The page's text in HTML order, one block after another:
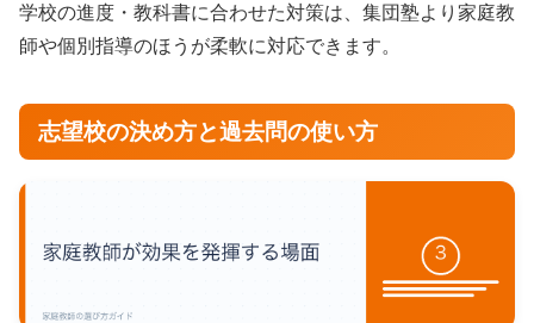
学校の進度・教科書に合わせた対策は、集団塾より家庭教
師や個別指導のほうが柔軟に対応できます。
志望校の決め方と過去問の使い方